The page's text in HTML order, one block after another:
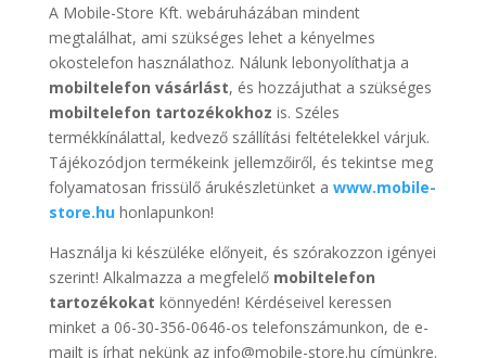
A Mobile-Store Kft. webáruházában mindent
megtalálhat, ami szükséges lehet a kényelmes
okostelefon használathoz. Nálunk lebonyolíthatja a
mobiltelefon vásárlást, és hozzájuthat a szükséges
mobiltelefon tartozékokhoz is. Széles
termékkínálattal, kedvező szállítási feltételekkel várjuk.
Tájékozódjon termékeink jellemzőiről, és tekintse meg
folyamatosan frissülő árukészletünket a www.mobile-
store.hu honlapunkon!
Használja ki készüléke előnyeit, és szórakozzon igényei
szerint! Alkalmazza a megfelelő mobiltelefon
tartozékokat könnyedén! Kérdéseivel keressen
minket a 06-30-356-0646-os telefonszámunkon, de e-
mailt is írhat nekünk az info@mobile-store.hu címünkre.